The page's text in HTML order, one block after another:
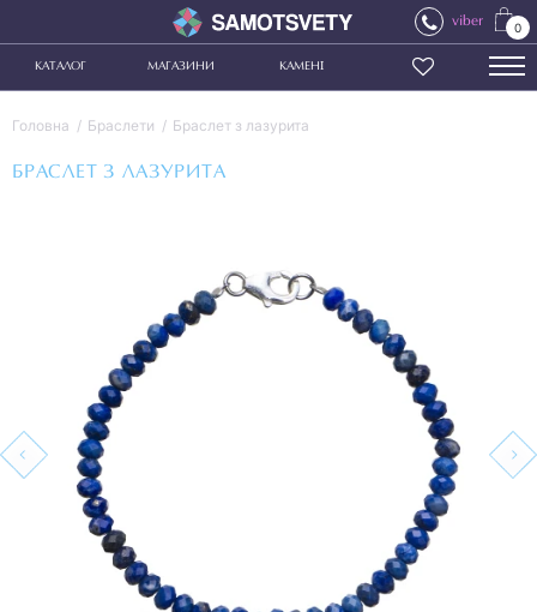
viber 0
КАТАЛОГ МАГАЗИНИ КАМЕНІ
Головна Браслети Браслет з лазурита
БРАСЛЕТ З ЛАЗУРИТА